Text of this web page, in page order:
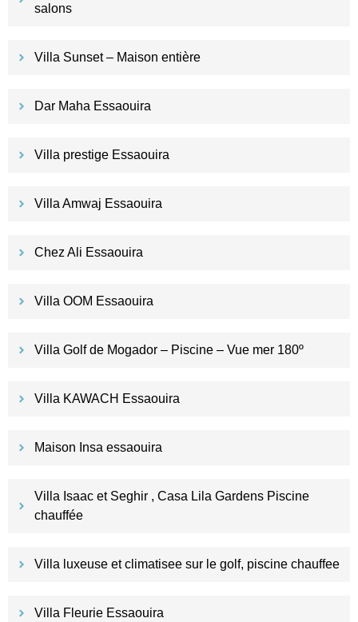
salons
Villa Sunset – Maison entière
Dar Maha Essaouira
Villa prestige Essaouira
Villa Amwaj Essaouira
Chez Ali Essaouira
Villa OOM Essaouira
Villa Golf de Mogador – Piscine – Vue mer 180º
Villa KAWACH Essaouira
Maison Insa essaouira
Villa Isaac et Seghir , Casa Lila Gardens Piscine
chauffée
Villa luxeuse et climatisee sur le golf, piscine chauffee
Villa Fleurie Essaouira